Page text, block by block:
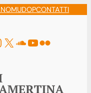
MUDOPCONTATTI
X Soundcloud
YouTube
Flickr